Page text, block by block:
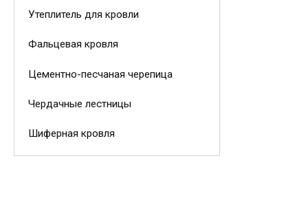
Утеплитель для кровли
Фальцевая кровля
Цементно-песчаная черепица
Чердачные лестницы
Шиферная кровля